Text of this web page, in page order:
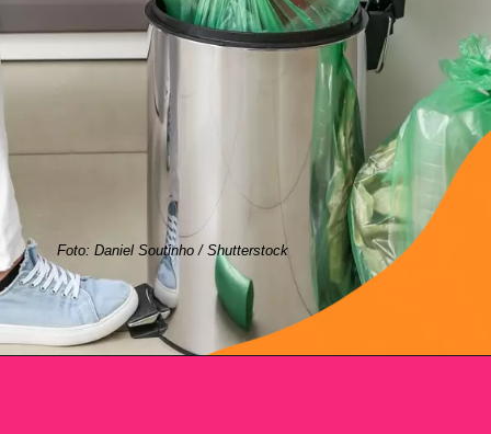
Foto: Daniel Soutinho / Shutterstock